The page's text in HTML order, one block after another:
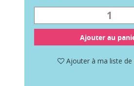
Ajouter au
Ajouter à ma liste de